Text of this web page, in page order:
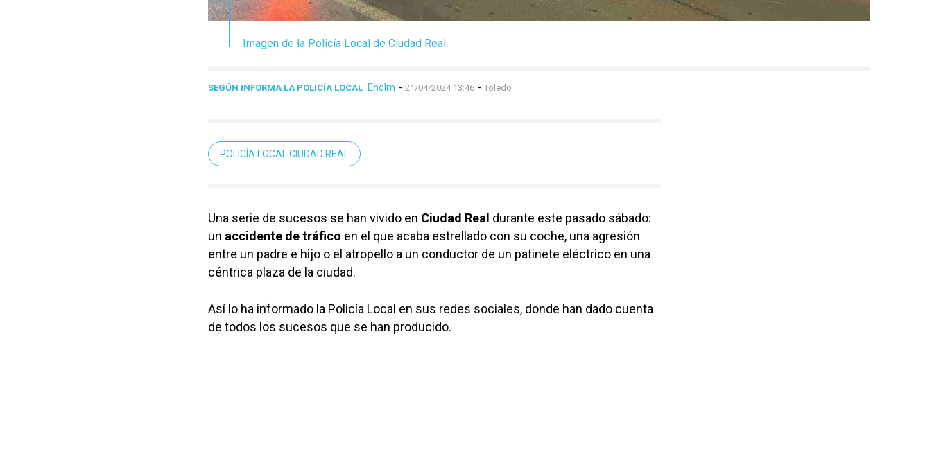
Imagen de la Policía Local de Ciudad Real.
SEGÚN INFORMA LA POLICÍA LOCAL Enclm - 21/04/2024 13:46 - Toledo
POLICÍA LOCAL CIUDAD REAL
Una serie de sucesos se han vivido en Ciudad Real durante este pasado sábado:
un accidente de tráfico en el que acaba estrellado con su coche, una agresión
entre un padre e hijo o el atropello a un conductor de un patinete eléctrico en una
céntrica plaza de la ciudad.
Así lo ha informado la Policía Local en sus redes sociales, donde han dado cuenta
de todos los sucesos que se han producido.